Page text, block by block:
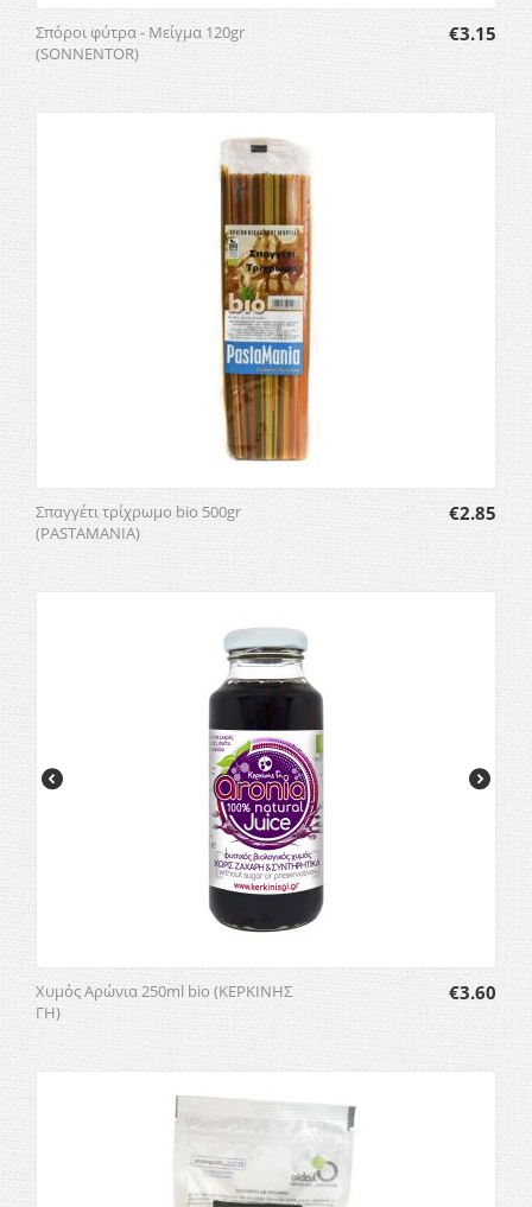
Σπόροι φύτρα - Μείγμα 120gr
(SONNENTOR)
€3.15
Σπαγγέτι τρίχρωμο bio 500gr
(PASTAMANIA)
€2.85
Χυμός Αρώνια 250ml bio (ΚΕΡΚΙΝΗΣ
ΓΗ)
€3.60